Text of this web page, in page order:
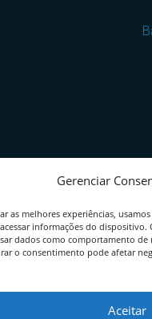
Gerenciar
as melhores experiências,
informações do
dados como comportamento de
o consentimento pode afetar
Aceitar